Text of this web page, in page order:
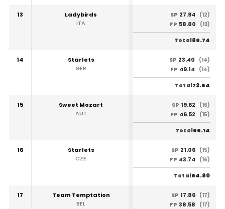
13
Ladybirds
ITA
SP 27.94
(12)
FP 58.80 (13)
Total86.74
14
Starlets
GER
SP 23.40
(14)
FP 49.14 (14)
Total72.54
15
Sweet Mozart
AUT
SP 19.62
(16)
FP 46.52 (15)
Total66.14
16
Starlets
CZE
SP 21.06 (15)
FP 43.74 (16)
Total64.80
17
Team Temptation
BEL
SP 17.86 (17)
FP 38.58 (17)